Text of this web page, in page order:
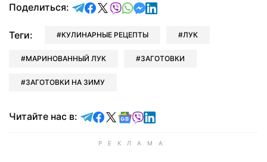
Поделиться: отправить в Telegram
поделиться в Facebook
поделиться в X
отправить в Viber
отправить в Whatsapp
отправить в Messenger
отправить в LinkedIn
Теги: КУЛИНАРНЫЕ РЕЦЕПТЫ ЛУК
МАРИНОВАННЫЙ ЛУК ЗАГОТОВКИ
ЗАГОТОВКИ НА ЗИМУ
Читайте нас в: Читайте в Telegram
Читайте в Facebook
Читайте в X
Читайте в Google news
Читайте в Viber
Читайте в LinkedIn